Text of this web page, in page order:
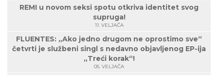
REMI u novom seksi spotu otkriva identitet svog
supruga!
11. VELJAČA
FLUENTES: „Ako jedno drugom ne oprostimo sve“
četvrti je službeni singl s nedavno objavljenog EP-ija
„Treći korak“!
05. VELJAČA